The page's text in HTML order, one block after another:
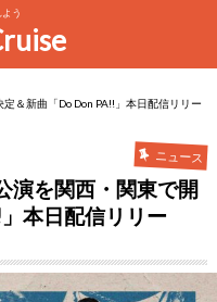
う
＆新曲「Do Don PA!!」本日配信リリー
ニュース
演を関西・関東で開
本日配信リリー